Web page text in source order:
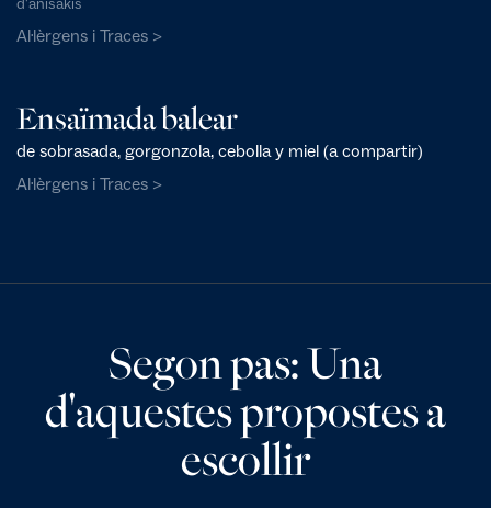
Al·lèrgens i Traces >
Ensaïmada balear
de sobrasada, gorgonzola, cebolla y miel (a compartir)
Al·lèrgens i Traces >
Segon pas: Una
d'aquestes propostes a
escollir